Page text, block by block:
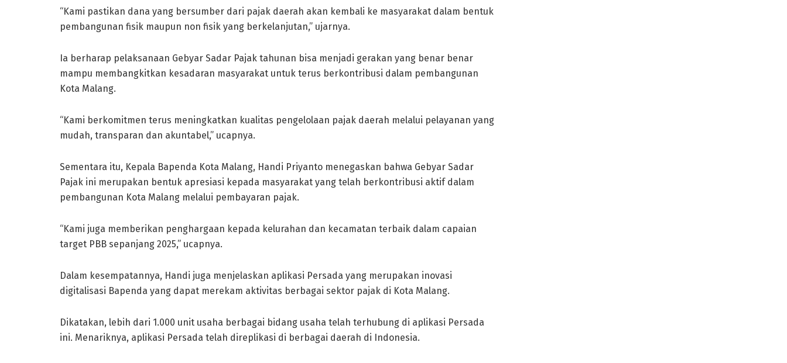
“Kami pastikan dana yang bersumber dari pajak daerah akan kembali ke masyarakat dalam bentuk
pembangunan fisik maupun non fisik yang berkelanjutan,” ujarnya.
Ia berharap pelaksanaan Gebyar Sadar Pajak tahunan bisa menjadi gerakan yang benar benar
mampu membangkitkan kesadaran masyarakat untuk terus berkontribusi dalam pembangunan
Kota Malang.
“Kami berkomitmen terus meningkatkan kualitas pengelolaan pajak daerah melalui pelayanan yang
mudah, transparan dan akuntabel,” ucapnya.
Sementara itu, Kepala Bapenda Kota Malang, Handi Priyanto menegaskan bahwa Gebyar Sadar
Pajak ini merupakan bentuk apresiasi kepada masyarakat yang telah berkontribusi aktif dalam
pembangunan Kota Malang melalui pembayaran pajak.
“Kami juga memberikan penghargaan kepada kelurahan dan kecamatan terbaik dalam capaian
target PBB sepanjang 2025,” ucapnya.
Dalam kesempatannya, Handi juga menjelaskan aplikasi Persada yang merupakan inovasi
digitalisasi Bapenda yang dapat merekam aktivitas berbagai sektor pajak di Kota Malang.
Dikatakan, lebih dari 1.000 unit usaha berbagai bidang usaha telah terhubung di aplikasi Persada
ini. Menariknya, aplikasi Persada telah direplikasi di berbagai daerah di Indonesia.